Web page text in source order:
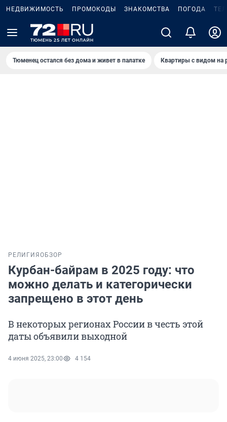
НЕДВИЖИМОСТЬ ПРОМОКОДЫ ЗНАКОМСТВА ПОГОДА
Тюменец остался без дома и живет в палатке Квартиры с видом на
РЕЛИГИЯ ОБЗОР
Курбан-байрам в 2025 году: что
можно делать и категорически
запрещено в этот день
В некоторых регионах России в честь этой
даты объявили выходной
4 июня 2025, 23:00 4 154